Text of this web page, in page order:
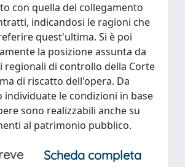
con quella del collegamento
indicandosi le ragioni che
quest'ultima. Si è poi
la posizione assunta da
regionali di controllo della Corte
di riscatto dell'opera. Da
individuate le condizioni in base
sono realizzabili anche su
al patrimonio pubblico.
Scheda completa